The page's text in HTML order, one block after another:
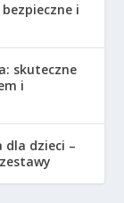
i
skuteczne
i
dzieci –